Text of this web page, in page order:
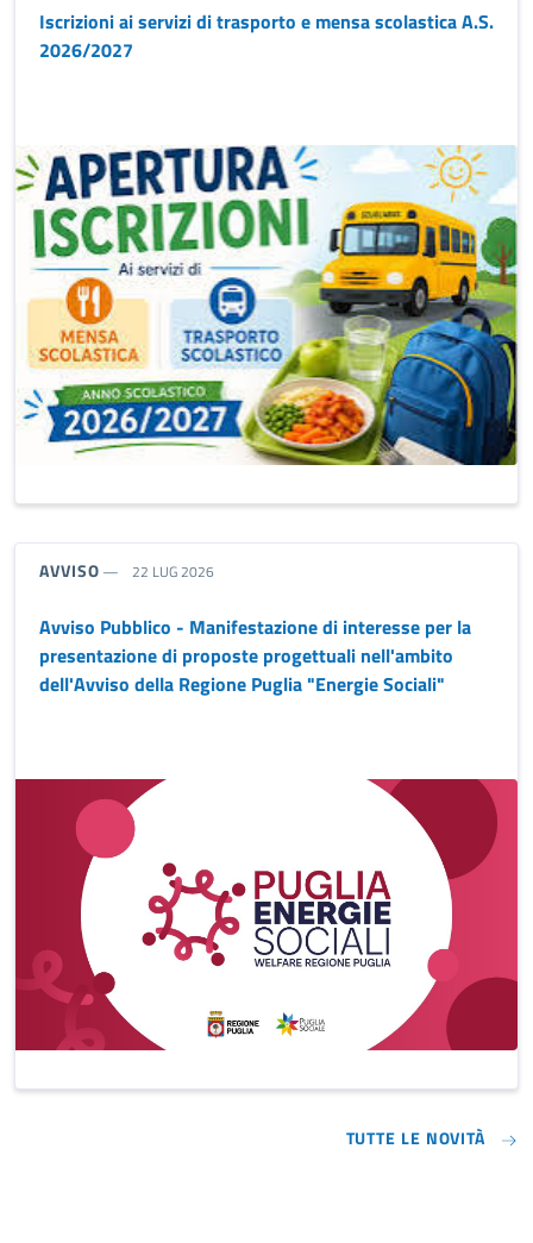
Iscrizioni ai servizi di trasporto e mensa scolastica A.S.
2026/2027
TIPO NOTIZIA:
AVVISO 22 LUG 2026
Avviso Pubblico - Manifestazione di interesse per la
presentazione di proposte progettuali nell'ambito
dell'Avviso della Regione Puglia "Energie Sociali"
TUTTE LE NOVITÀ